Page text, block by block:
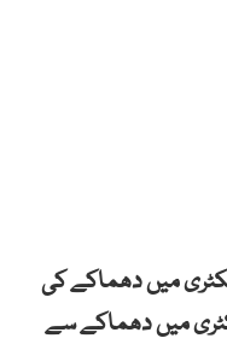
میں دھماکے کی
میں دھماکے سے